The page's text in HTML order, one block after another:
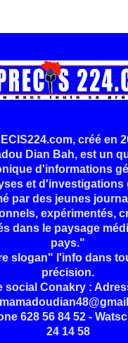
créé en
Dian Bah, est un
d'informations
et d'investigations
par des jeunes
expérimentés,
dans le paysage
pays."
slogan" l'info dans
précision.
social Conakry :
628 56 84 52 -
24 14 58